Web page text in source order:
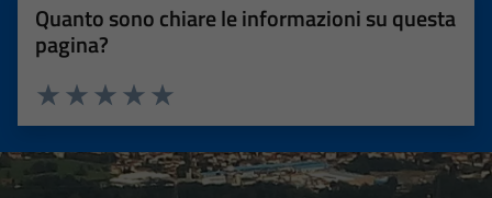
Quanto sono chiare le informazioni su questa
pagina?
Valuta 5 stelle su 5
Valuta 4 stelle su 5
Valuta 3 stelle su 5
Valuta 2 stelle su 5
Valuta 1 stelle su 5